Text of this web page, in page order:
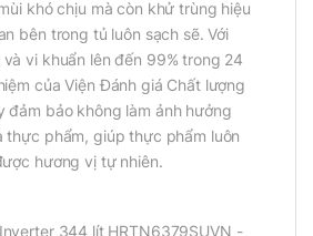
khó chịu mà còn khử trùng hiệu
bên trong tủ luôn sạch sẽ. Với
vi khuẩn lên đến 99% trong 24
của Viện Đánh giá Chất lượng
đảm bảo không làm ảnh hưởng
thực phẩm, giúp thực phẩm luôn
hương vị tự nhiên.